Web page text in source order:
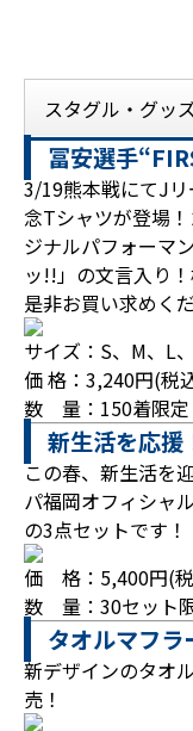
スタグル・グッ
冨安選手
3/19熊本戦にてJ
念Tシャツが登場
ジナルパフォーマ
ッ!!」の文言入り
是非お買い求めく
サイズ：S、M、L
価 格：3,240円(税
数 量：150着限定
新生活を応援
この春、新生活を
パ福岡オフィシャ
の3点セットです！
価 格：5,400円(
数 量：30セット
タオルマフラ
新デザインのタオ
売！